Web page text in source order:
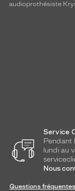
audioprothésiste
Service
Pendant
lundi au
Nous
Questions fréquentes